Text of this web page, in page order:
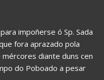
impoñerse ó Sp. Sada
fora aprazado pola
diante duns cen
do Poboado a pesar